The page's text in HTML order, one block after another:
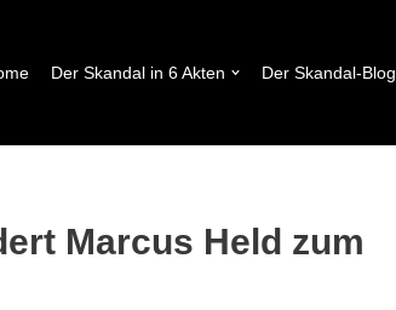
Der Skandal in 6 Akten Der Skandal-Blog
Marcus Held zum